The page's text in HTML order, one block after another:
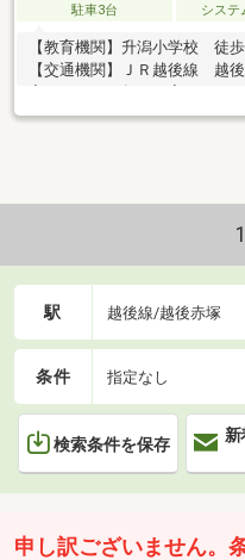
駐車3台
システ
【教育機関】升潟小学校 徒
【交通機関】ＪＲ越後線 越
ニットバス新品・洗面化粧台
収納充実でゆとりある暮らし
駅 越後線/越後赤塚
条件 指定なし
検索条件を保存
新
申し訳ございません。